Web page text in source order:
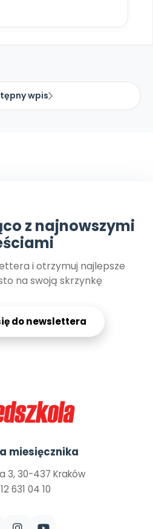
wpis
z najnowszymi
i otrzymuj najlepsze
na swoją skrzynkę
do newslettera
miesięcznika
3, 30-437 Kraków
631 04 10